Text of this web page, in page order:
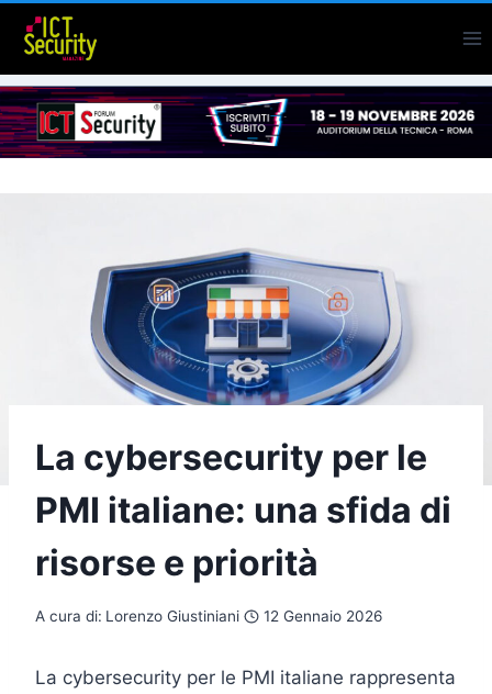
Salta
contenuto
La cybersecurity per le
PMI italiane: una sfida di
risorse e priorità
A cura di: Lorenzo Giustiniani 12 Gennaio 2026
La cybersecurity per le PMI italiane rappresenta